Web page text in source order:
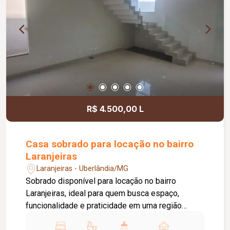
integrada à área de serviço equipada com
cooktop, botijão de gás e máquina de lavar, piso
em porcelanato, pintura nova e aproximadamente
R$ 4.500,00 L
Casa sobrado para locação no bairro
Laranjeiras
Laranjeiras - Uberlândia/MG
Sobrado disponível para locação no bairro
Laranjeiras, ideal para quem busca espaço,
funcionalidade e praticidade em uma região